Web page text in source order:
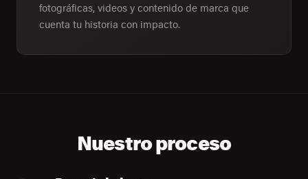
fotográficas, videos y contenido de marca que
cuenta tu historia con impacto.
Nuestro proceso